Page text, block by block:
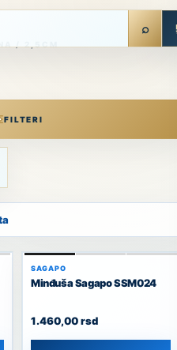
FILTERI
SAGAPO
Minđuša Sagapo SSM024
1.460,00rsd